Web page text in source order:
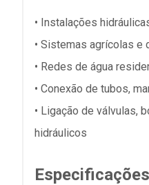
• Instalações
• Sistemas agrícolas e
• Redes de água
• Conexão de tubos,
• Ligação de válvulas,
hidráulicos